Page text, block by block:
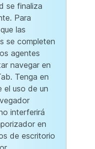
se finaliza
Para
las
se completen
agentes
navegar en
Tenga en
el uso de un
interferirá
en
de escritorio